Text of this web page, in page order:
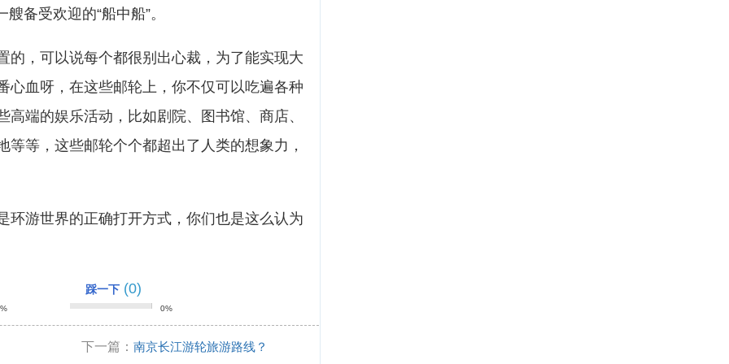
备受欢迎的“船中船”。
的，可以说每个都很别出心裁，为了能实现大
心血呀，在这些邮轮上，你不仅可以吃遍各种
端的娱乐活动，比如剧院、图书馆、商店、
等等，这些邮轮个个都超出了人类的想象力，
环游世界的正确打开方式，你们也是这么认为
踩一下 (0)
0%
下一篇：南京长江游轮旅游路线？